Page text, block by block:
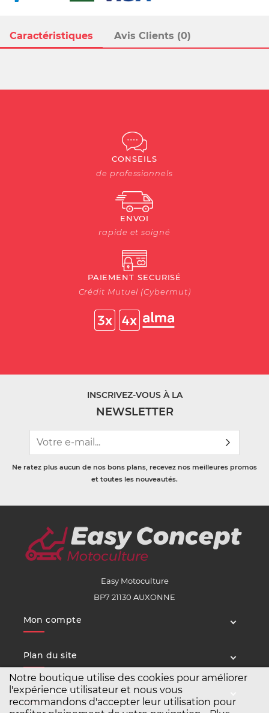
Notre boutique utilise des cookies pour améliorer
l'expérience utilisateur et nous vous
recommandons d'accepter leur utilisation pour
Caractéristiques Avis Clients (0)
CONSEILS
de professionnels
ENVOI
rapide et soigné
PAIEMENT SECURISÉ
Crédit Mutuel (Cybermut)
INSCRIVEZ-VOUS À LA
NEWSLETTER
Ne ratez plus aucun de nos bons plans, recevez nos meilleures promos
et toutes les nouveautés.
Easy Motoculture
BP7 21130 AUXONNE
Mon compte
Plan du site
Service client